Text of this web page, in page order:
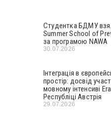
Студентка БДМУ
Summer School of
за програмою NAWA
30.07.2026
Інтеграція в
простір: досвід
мовному інтенсиві
Республіці Австрія
29.07.2026